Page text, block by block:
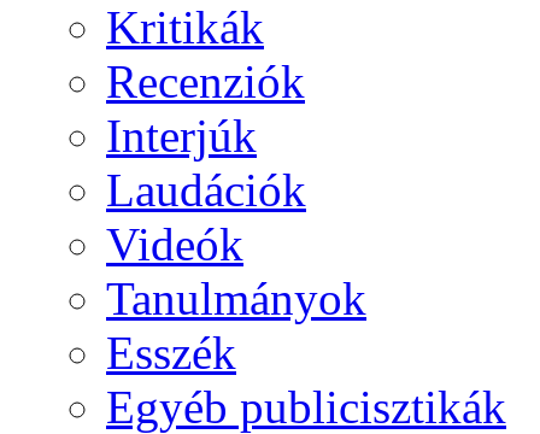
Kritikák
Recenziók
Interjúk
Laudációk
Videók
Tanulmányok
Esszék
Egyéb publicisztikák